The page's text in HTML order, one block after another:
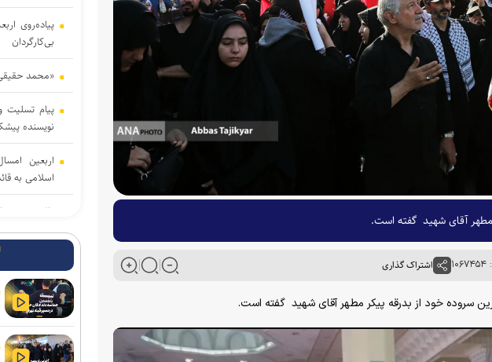
مطهر آقای شهید گفته است.
اشتراک گذاری
ترین سروده خود از بدرقه پیکر مطهر آقای شهید گفته است.
پیاده‌روی
بی‌کارگردان
«محمد
پیام
نویسنده
اربعین
اسلامی به
والده
درگذشت /
مراسم
کمپین عجیب
بازیگر ۴۸ ساعت در بیلبورد زندگی می‌کند!